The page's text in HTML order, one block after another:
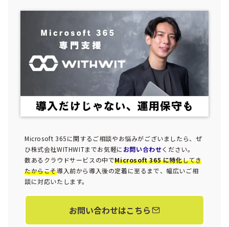
Microsoft 365に関するご相談やお悩みがございましたら、ぜ
ひ株式会社WITHWITまでお気軽に お問い合わせください。
数あるクラウドサービスの中でMicrosoft 365 に特化してき
たからこそ導入前から導入後の定着に至るまで、幅広いご相
談に対応いたします。
お問い合わせはこちら